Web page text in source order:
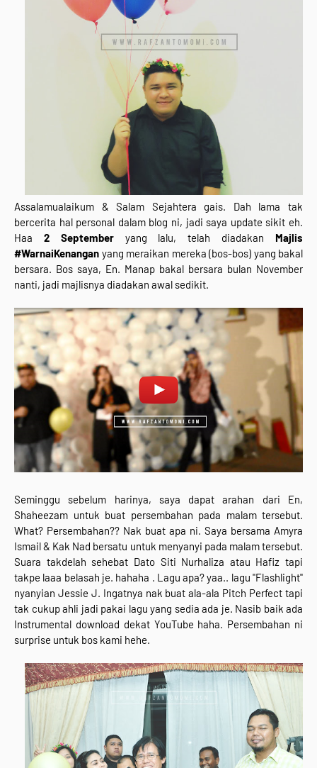
Assalamualaikum & Salam Sejahtera gais. Dah lama tak
bercerita hal personal dalam blog ni, jadi saya update sikit eh.
Haa 2 Septemberyang lalu, telah diadakan Majlis
#WarnaiKenangan yang meraikan mereka (bos-bos) yang bakal
bersara. Bos saya, En. Manap bakal bersara bulan November
nanti, jadi majlisnya diadakan awal sedikit.
Seminggu sebelum harinya, saya dapat arahan dari En,
Shaheezam untuk buat persembahan pada malam tersebut.
What? Persembahan?? Nak buat apa ni. Saya bersama Amyra
Ismail & Kak Nad bersatu untuk menyanyi pada malam tersebut.
Suara takdelah sehebat Dato Siti Nurhaliza atau Hafiz tapi
takpe laaa belasah je. hahaha . Lagu apa? yaa.. lagu "Flashlight"
nyanyian Jessie J. Ingatnya nak buat ala-ala Pitch Perfect tapi
tak cukup ahli jadi pakai lagu yang sedia ada je. Nasib baik ada
Instrumental download dekat YouTube haha. Persembahan ni
surprise untuk bos kami hehe.